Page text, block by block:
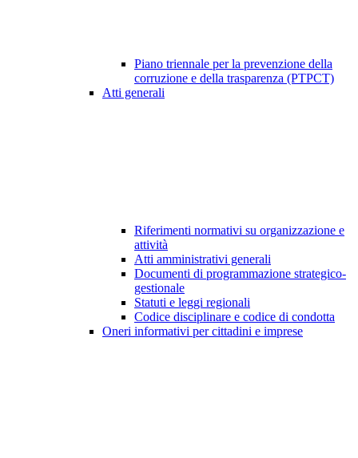
Piano triennale per la prevenzione della
corruzione e della trasparenza (PTPCT)
Atti generali
Riferimenti normativi su organizzazione e
attività
Atti amministrativi generali
Documenti di programmazione strategico-
gestionale
Statuti e leggi regionali
Codice disciplinare e codice di condotta
Oneri informativi per cittadini e imprese